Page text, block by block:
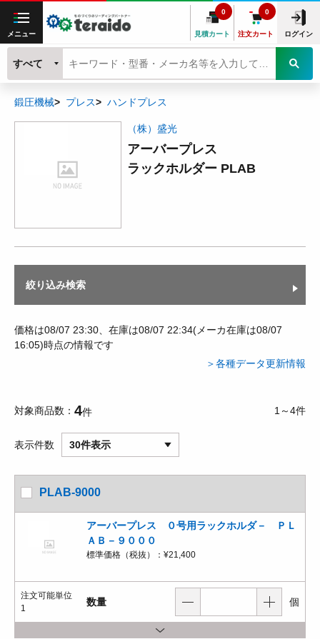
メニュー 見積カート
0
注文カート
0
ログイン
すべて
鍛圧機械 プレス ハンドプレス
（株）盛光
アーバープレス
ラックホルダー PLAB
絞り込み検索
価格は08/07 23:30、在庫は08/07 22:34(メーカ在庫は08/07
16:05)時点の情報です
＞各種データ更新情報
対象商品数 4件 1～4件
表示件数 30件表示
PLAB-9000
アーバープレス ０号用ラックホルダ－ ＰＬ
ＡＢ－９０００
標準価格（税抜）： ¥21,400
注文可能単位
1
数量 個